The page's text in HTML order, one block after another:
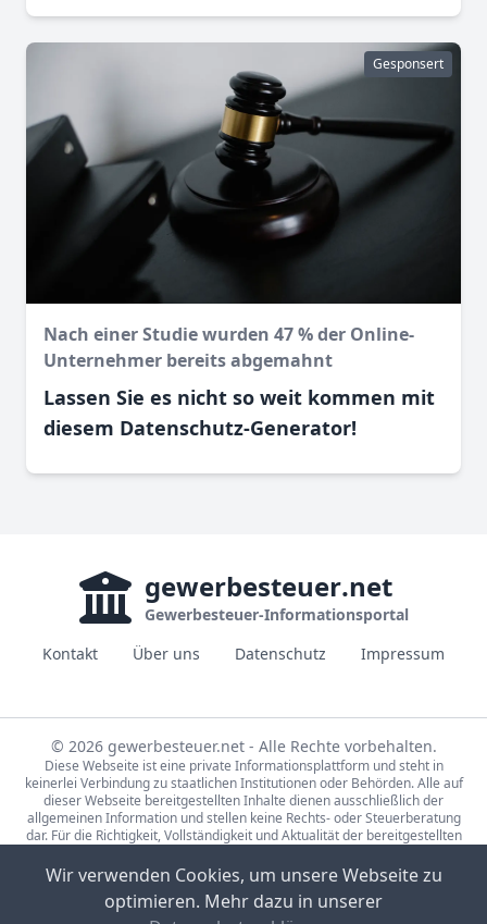
Gesponsert
Nach einer Studie wurden 47 % der Online-
Unternehmer bereits abgemahnt
Lassen Sie es nicht so weit kommen mit
diesem Datenschutz-Generator!
gewerbesteuer.net
Gewerbesteuer-Informationsportal
Kontakt
Über uns Datenschutz Impressum
© 2026 gewerbesteuer.net - Alle Rechte vorbehalten.
Diese Webseite ist eine private Informationsplattform und steht in
keinerlei Verbindung zu staatlichen Institutionen oder Behörden. Alle auf
dieser Webseite bereitgestellten Inhalte dienen ausschließlich der
allgemeinen Information und stellen keine Rechts- oder Steuerberatung
dar. Für die Richtigkeit, Vollständigkeit und Aktualität der bereitgestellten
steuerlichen Fragen wenden Sie sich bitte an einen qualifizierten
Fachberater.
Die Steuerdaten auf gewerbesteuer.net basieren auf den Erhebungen der
Wir verwenden Cookies, um unsere Webseite zu
optimieren. Mehr dazu in unserer